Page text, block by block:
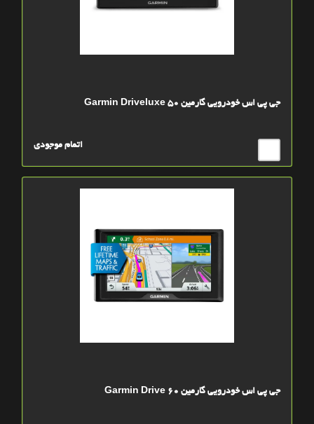
جی پی اس خودرویی گارمین Garmin Driveluxe 50
اتمام موجودی
جی پی اس خودرویی گارمین Garmin Drive 60